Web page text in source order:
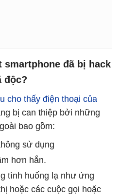
smartphone đã bị hack
độc?
cho thấy điện thoại của
bị can thiệp bởi những
bao gồm:
sử dụng
hơn hẳn.
tình huống lạ như ứng
hoặc các cuộc gọi hoặc